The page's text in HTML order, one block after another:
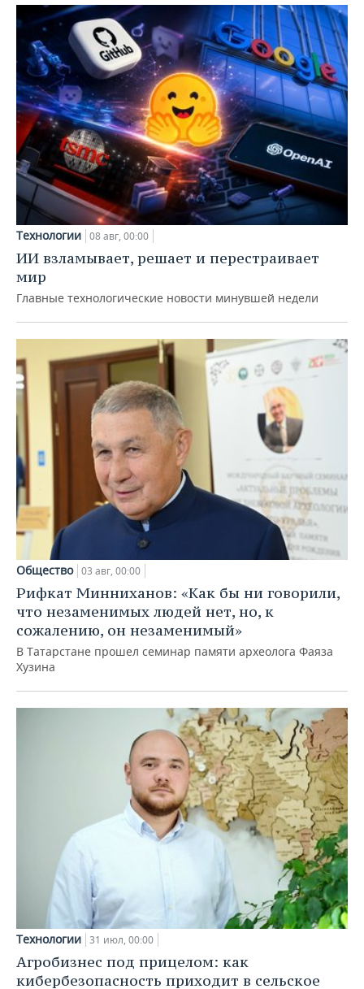
Технологии 08 авг, 00:00
ИИ взламывает, решает и перестраивает
мир
Главные технологические новости минувшей недели
Общество 03 авг, 00:00
Рифкат Минниханов: «Как бы ни говорили,
что незаменимых людей нет, но, к
сожалению, он незаменимый»
В Татарстане прошел семинар памяти археолога Фаяза
Хузина
Технологии 31 июл, 00:00
Агробизнес под прицелом: как
кибербезопасность приходит в сельское